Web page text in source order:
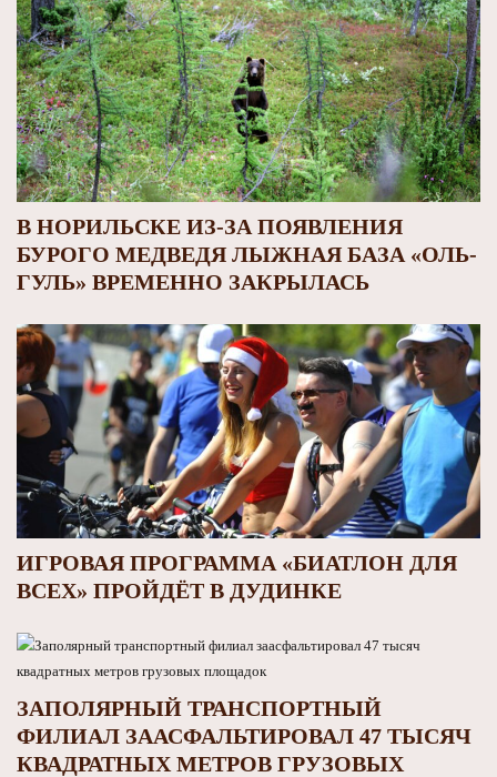
В НОРИЛЬСКЕ ИЗ-ЗА ПОЯВЛЕНИЯ
БУРОГО МЕДВЕДЯ ЛЫЖНАЯ БАЗА «ОЛЬ-
ГУЛЬ» ВРЕМЕННО ЗАКРЫЛАСЬ
ИГРОВАЯ ПРОГРАММА «БИАТЛОН ДЛЯ
ВСЕХ» ПРОЙДЁТ В ДУДИНКЕ
ЗАПОЛЯРНЫЙ ТРАНСПОРТНЫЙ
ФИЛИАЛ ЗААСФАЛЬТИРОВАЛ 47 ТЫСЯЧ
КВАДРАТНЫХ МЕТРОВ ГРУЗОВЫХ